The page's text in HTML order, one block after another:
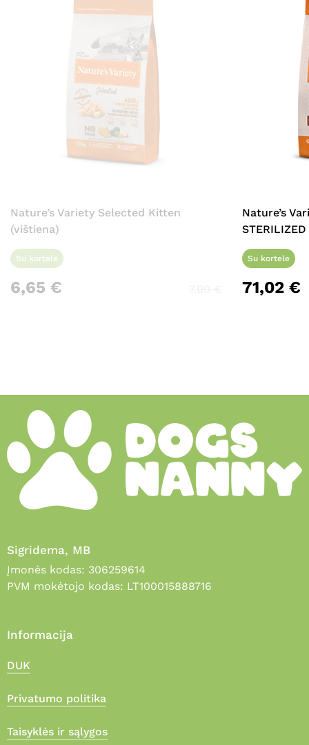
Nature’s Variety Selected Kitten
(vištiena)
Su kortele
6,65 €
Nature’s
Su kortele
71,02 €
Sigridema, MB
Įmonės kodas: 306259614
PVM mokėtojo kodas: LT100015888716
Informacija
DUK
Privatumo politika
Taisyklės ir sąlygos